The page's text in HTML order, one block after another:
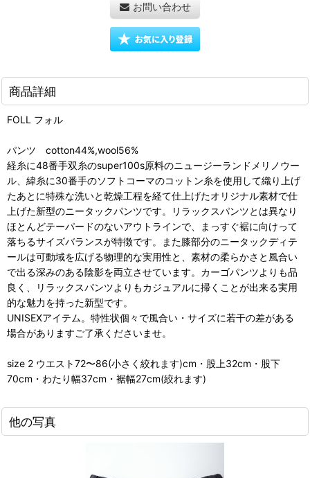
お問い合わせ
商品詳細
FOLL フォル
パンツ cotton44%,wool56%
経糸に48番手双糸のsuper100s原料のニュージーランドメリノウー
ル、緯糸に30番手のソフトコーマのコットン糸を使用して織り上げ
たあとに特殊な洗いと乾燥工程を経て仕上げたオリジナル素材で仕
上げた新型のニータックパンツです。リラックスパンツとは異なり
ほとんどテーパードのないアウトラインで、まっすぐ裾に向けって
落ちるサイズバランスが特徴です。また膝部分のニータックディテ
ールは可動域を広げる物理的な実用性と、素材の柔らかさと風合い
で出る深みのある陰影を両立させています。カーゴパンツよりも品
良く、リラックスパンツよりもカジュアルに掃くことが出来る実用
的な魅力を持った新型です。
UNISEXアイテム。特性状個々で風合い・サイズに若干の差がある
場合がありますご了承くださいませ。
size 2 ウエスト72〜86(小さく絞れます)cm・股上32cm・股下
70cm・わたり幅37cm・裾幅27cm(絞れます)
他の写真